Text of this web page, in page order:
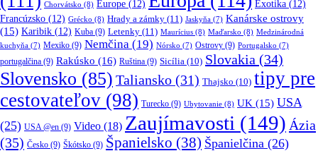
Chorvátsko (8) Europe (12) Exotika (12)
Francúzsko (12) Grécko (8) Hrady a zámky (11) Jaskyňa (7) Kanárske ostrovy
(15) Karibik (12) Kuba (9) Letenky (11) Maurícius (8) Maďarsko (8) Medzinárodná
kuchyňa (7) Mexiko (9) Nemčina (19) Nórsko (7) Ostrovy (9) Portugalsko (7)
portugalčina (9) Rakúsko (16) Ruština (9) Sicília (10) Slovakia (34)
Slovensko (85) Taliansko (31) Thajsko (10) tipy pre
cestovateľov (98) Turecko (9) Ubytovanie (8) UK (15) USA
(25) USA @en (9) Video (18) Zaujímavosti (149) Ázia
(35) Česko (9) Škótsko (9) Španielsko (38) Španielčina (26)